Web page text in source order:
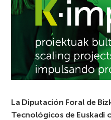
La Diputación Foral de
Tecnológicos de Euskadi